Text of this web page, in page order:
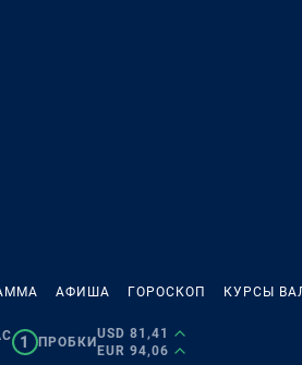
АФИША ГОРОСКОП КУРСЫ
1 ПРОБКИ
USD 81,41
EUR 94,06